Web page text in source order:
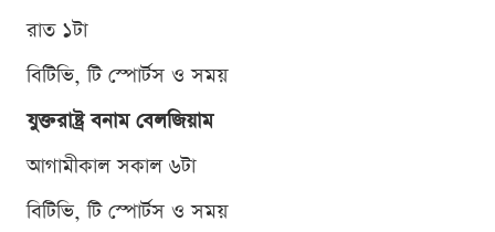
রাত ১টা
বিটিভি, টি স্পোর্টস ও সময়
যুক্তরাষ্ট্র বনাম বেলজিয়াম
আগামীকাল সকাল ৬টা
বিটিভি, টি স্পোর্টস ও সময়